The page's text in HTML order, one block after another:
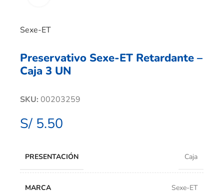
Sexe-ET
Preservativo Sexe-ET Retardante –
Caja 3 UN
SKU: 00203259
S/ 5.50
PRESENTACIÓN Caja
MARCA Sexe-ET